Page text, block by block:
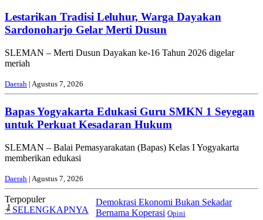
Lestarikan Tradisi Leluhur, Warga Dayakan
Sardonoharjo Gelar Merti Dusun
SLEMAN – Merti Dusun Dayakan ke-16 Tahun 2026 digelar
meriah
Daerah | Agustus 7, 2026
Bapas Yogyakarta Edukasi Guru SMKN 1 Seyegan
untuk Perkuat Kesadaran Hukum
SLEMAN – Balai Pemasyarakatan (Bapas) Kelas I Yogyakarta
memberikan edukasi
Daerah | Agustus 7, 2026
Terpopuler
+ SELENGKAPNYA
1
Demokrasi Ekonomi Bukan Sekadar
Bernama Koperasi Opini